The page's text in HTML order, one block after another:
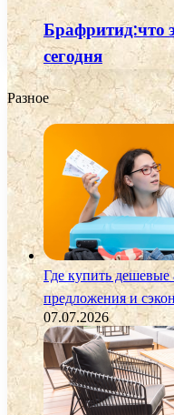
Брафритид:что
сегодня
Разное
Где купить
предложения и
07.07.2026